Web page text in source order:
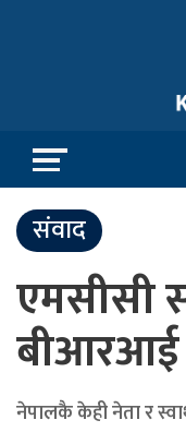
संवाद
एमसीसी
बीआरआई
नेपालकै केही नेता र